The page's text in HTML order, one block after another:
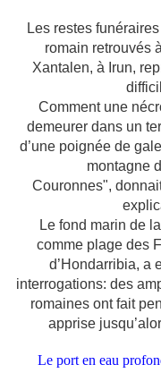
Les restes
romain retrouvés
Xantalen, à Irun,
Comment une
demeurer dans un
d’une poignée de
montagne
Couronnes",
Le fond marin de
comme plage des
d’Hondarribia, a
interrogations: des
romaines ont fait
apprise
Le port en eau